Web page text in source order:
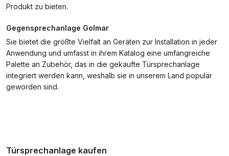
Produkt zu bieten.
Gegensprechanlage Golmar
Sie bietet die größte Vielfalt an Geräten zur Installation in jeder
Anwendung und umfasst in ihrem Katalog eine umfangreiche
Palette an Zubehör, das in die gekaufte Türsprechanlage
integriert werden kann, weshalb sie in unserem Land populär
geworden sind.
Türsprechanlage kaufen